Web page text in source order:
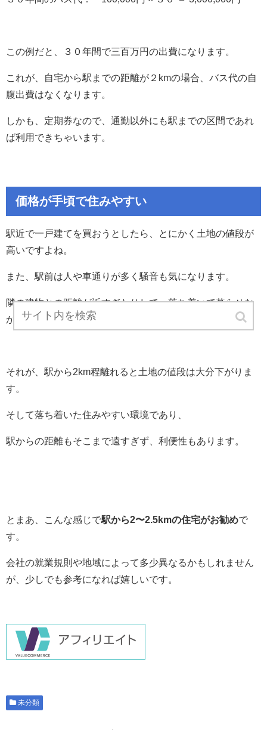
この例だと、３０年間で三百万円の出費になります。
これが、自宅から駅までの距離が２kmの場合、バス代の自
腹出費はなくなります。
しかも、定期券なので、通勤以外にも駅までの区間であれ
ば利用できちゃいます。
価格が手頃で住みやすい
駅近で一戸建てを買おうとしたら、とにかく土地の値段が
高いですよね。
また、駅前は人や車通りが多く騒音も気になります。
隣の建物との距離が近すぎたりして、落ち着いて暮らせな
かったりと。。。
それが、駅から2km程離れると土地の値段は大分下がりま
す。
そして落ち着いた住みやすい環境であり、
駅からの距離もそこまで遠すぎず、利便性もあります。
とまあ、こんな感じで駅から2〜2.5kmの住宅がお勧めで
す。
会社の就業規則や地域によって多少異なるかもしれません
が、少しでも参考になれば嬉しいです。
未分類